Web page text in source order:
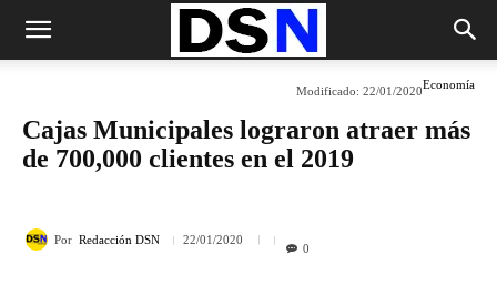
Economía
Modificado: 22/01/2020
Cajas Municipales lograron atraer más
de 700,000 clientes en el 2019
Por Redacción DSN 22/01/2020
0